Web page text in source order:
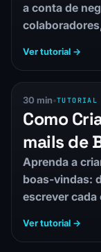
a conta de
Ver tutorial →
30 min•TUTORIAL
Como
mails de
Aprenda a
boas-vindas:
escrever
Ver tutorial →